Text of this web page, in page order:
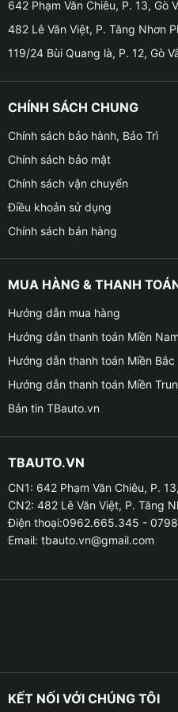
VinFast VF3 để giữ cho
xe được mát mẻ, từ đó
suất quá lớn và giúp tiết
Dán
✦ Tạo một không gian
– Nhiều người luôn cảm
người ngoài luôn nhìn
của mình. Vì vậy, việc dán
không gian riêng tư do
được 1 chiều, bên ngoài xe
cho các bạn chủ xe VF3
– Khi lái xe vào ban đêm,
642 Phạm Văn Chiêu, P. 13, Gò
482 Lê Văn Việt, P. Tăng Nhơn
119/24 Bùi Quang là, P. 12, Gò
CHÍNH SÁCH CHUNG
Chính sách bảo hành, Bảo Trì
Chính sách bảo mật
Chính sách vận chuyển
Điều khoản sử dụng
Chính sách bán hàng
MUA HÀNG & THANH
Hướng dẫn mua hàng
Hướng dẫn thanh toán Miền Nam
Hướng dẫn thanh toán Miền Bắc
Hướng dẫn thanh toán Miền
Bản tin TBauto.vn
TBAUTO.VN
CN1: 642 Phạm Văn Chiêu, P.
CN2: 482 Lê Văn Việt, P. Tăng
Điện thoại:0962.665.345 -
Email: tbauto.vn@gmail.com
KẾT NỐI VỚI CHÚNG TÔI